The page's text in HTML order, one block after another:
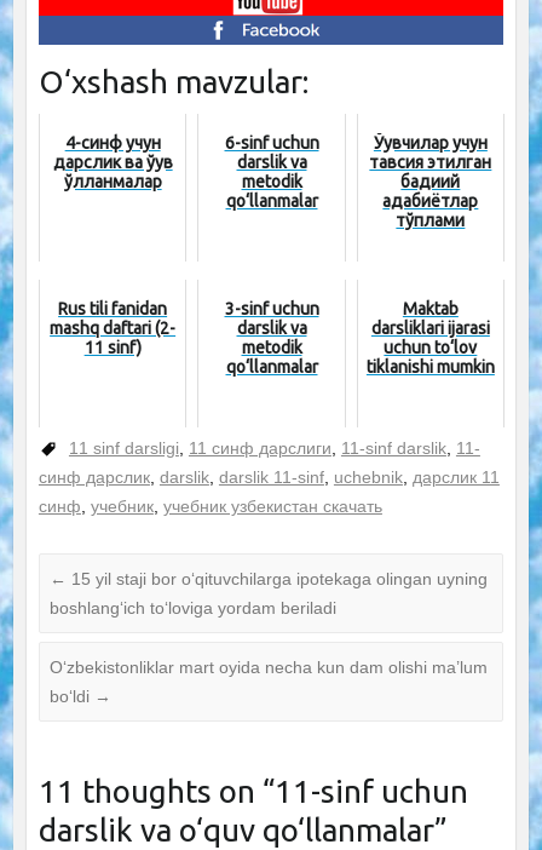
O‘xshash mavzular:
4-синф учун
дарслик ва ўқув
қўлланмалар
6-sinf uchun
darslik va
metodik
qo‘llanmalar
Ўқувчилар учун
тавсия этилган
бадиий
адабиётлар
тўплами
Rus tili fanidan
mashq daftari (2-
11 sinf)
3-sinf uchun
darslik va
metodik
qo‘llanmalar
Maktab
darsliklari ijarasi
uchun to‘lov
tiklanishi mumkin
11 sinf darsligi, 11 синф дарслиги, 11-sinf darslik, 11-
синф дарслик, darslik, darslik 11-sinf, uchebnik, дарслик 11
синф, учебник, учебник узбекистан скачать
← 15 yil staji bor o‘qituvchilarga ipotekaga olingan uyning
boshlang‘ich to‘loviga yordam beriladi
O‘zbekistonliklar mart oyida necha kun dam olishi ma’lum
bo‘ldi →
11 thoughts on “11-sinf uchun
darslik va o‘quv qo‘llanmalar”